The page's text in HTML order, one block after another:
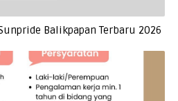
Balikpapan Terbaru 2026